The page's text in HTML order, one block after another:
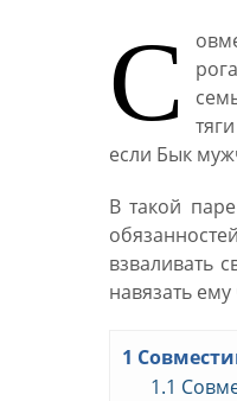
С
если Бык
В такой
взваливать
навязать
1
1.1